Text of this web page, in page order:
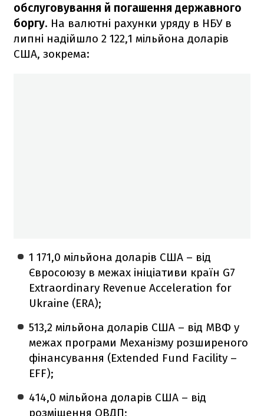
обслуговування й погашення державного
боргу. На валютні рахунки уряду в НБУ в
липні надійшло 2 122,1 мільйона доларів
США, зокрема:
1 171,0 мільйона доларів США – від
Євросоюзу в межах ініціативи країн G7
Extraordinary Revenue Acceleration for
Ukraine (ERA);
513,2 мільйона доларів США – від МВФ у
межах програми Механізму розширеного
фінансування (Extended Fund Facility –
EFF);
414,0 мільйона доларів США – від
розміщення ОВДП;